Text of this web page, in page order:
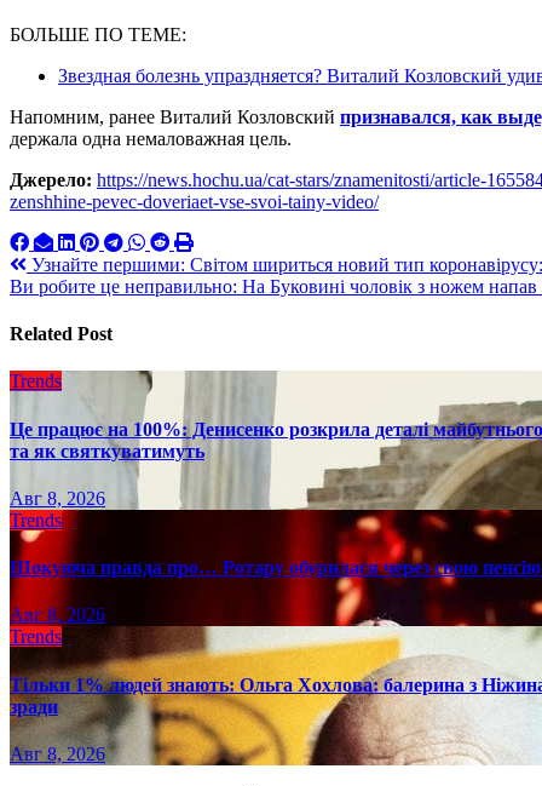
БОЛЬШЕ ПО ТЕМЕ:
Звездная болезнь упраздняется? Виталий Козловский
Напомним, ранее Виталий Козловский признавался, как
держала одна немаловажная цель.
Джерело: https://news.hochu.ua/cat-stars/znamenitosti/article-
zenshhine-pevec-doveriaet-vse-svoi-tainy-video/
Навигация
по
записям
Узнайте першими: Світом шириться новий тип коронавірусу:
Ви робите це неправильно: На Буковині чоловік з ножем
Related Post
Trends
Це працює на 100%: Денисенко розкрила деталі майбутнього
та як святкуватимуть
Авг 8, 2026
Trends
Шокуюча правда про… Ротару обурилася через свою
Авг 8, 2026
Trends
Тільки 1% людей знають: Ольга Хохлова: балерина з
зради
Авг 8, 2026